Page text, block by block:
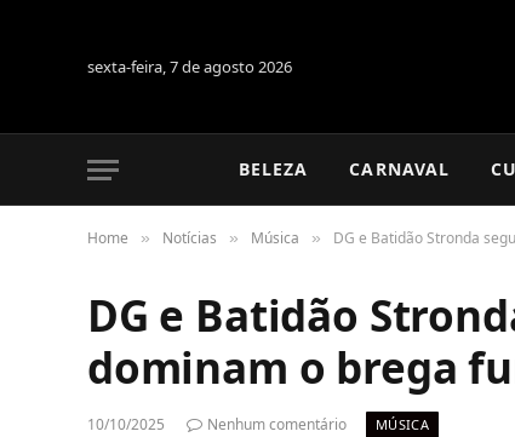
sexta-feira, 7 de agosto 2026
BELEZA CARNAVAL
Home » Notícias » Música » DG e Batidão Stronda
DG e Batidão
dominam o brega
10/10/2025 Nenhum comentário MÚSICA